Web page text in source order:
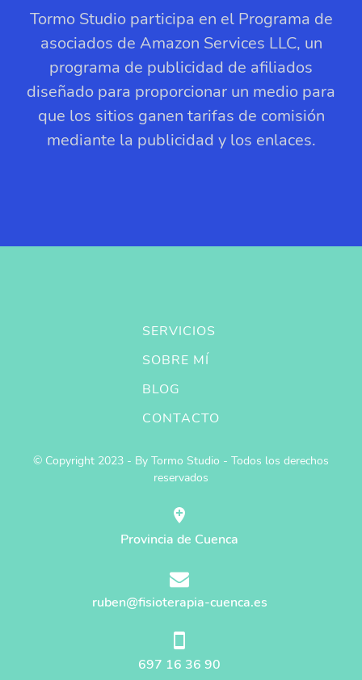
Tormo Studio participa en el Programa de
asociados de Amazon Services LLC, un
programa de publicidad de afiliados
diseñado para proporcionar un medio para
que los sitios ganen tarifas de comisión
mediante la publicidad y los enlaces.
SERVICIOS
SOBRE MÍ
BLOG
CONTACTO
© Copyright 2023 - By Tormo Studio - Todos los derechos
reservados
Provincia de Cuenca
ruben@fisioterapia-cuenca.es
697 16 36 90